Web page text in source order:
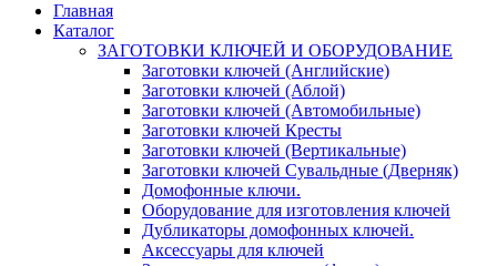
Главная
Каталог
ЗАГОТОВКИ КЛЮЧЕЙ И ОБОРУДОВАНИЕ
Заготовки ключей (Английские)
Заготовки ключей (Аблой)
Заготовки ключей (Автомобильные)
Заготовки ключей Кресты
Заготовки ключей (Вертикальные)
Заготовки ключей Сувальдные (Дверняк)
Домофонные ключи.
Оборудование для изготовления ключей
Дубликаторы домофонных ключей.
Аксессуары для ключей